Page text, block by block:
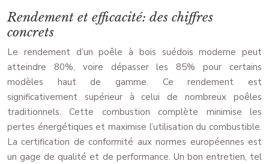
Rendement et efficacité: des chiffres
concrets
Le rendement d’un poêle à bois suédois moderne peut
atteindre 80%, voire dépasser les 85% pour certains
modèles haut de gamme. Ce rendement est
significativement supérieur à celui de nombreux poêles
traditionnels. Cette combustion complète minimise les
pertes énergétiques et maximise l’utilisation du combustible.
La certification de conformité aux normes européennes est
un gage de qualité et de performance. Un bon entretien, tel